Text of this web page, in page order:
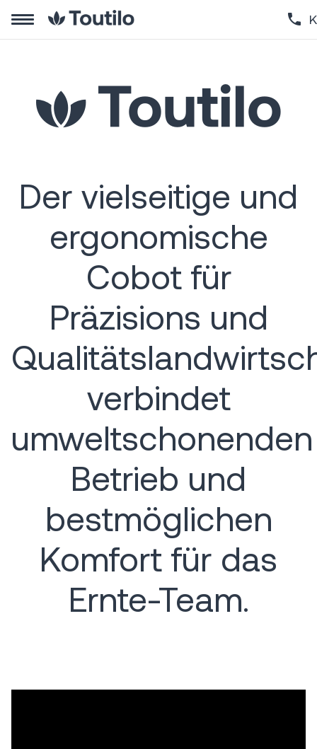
Der vielseitige und
ergonomische
Cobot für
Präzisions und
verbindet
umweltschonenden
Betrieb und
bestmöglichen
Komfort für das
Ernte-Team.